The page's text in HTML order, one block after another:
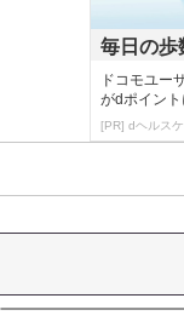
毎日の歩
ドコモユー
がdポイント
が楽しく続
[PR] dヘルス